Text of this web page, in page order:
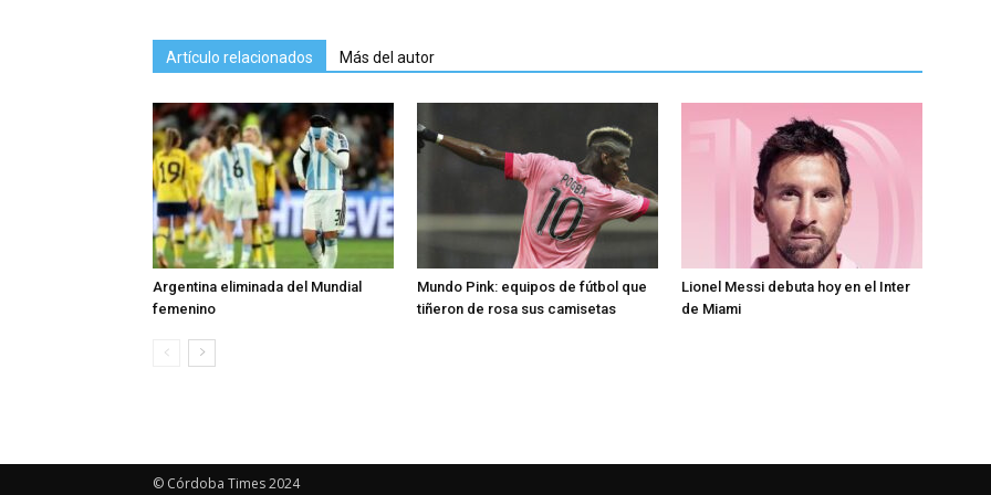
Artículo relacionados Más del autor
Argentina eliminada del Mundial
femenino
Mundo Pink: equipos de fútbol que
tiñeron de rosa sus camisetas
Lionel Messi debuta hoy en el Inter
de Miami
© Córdoba Times 2024